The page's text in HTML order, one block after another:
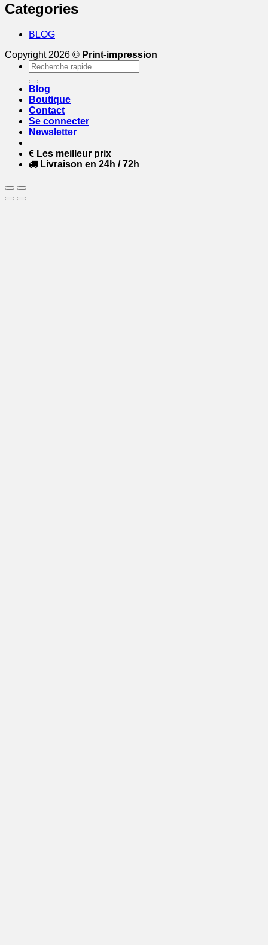
Categories
BLOG
Copyright 2026 © Print-impression
Recherche
pour :
Blog
Boutique
Contact
Se connecter
Newsletter
Les meilleur prix
Livraison en 24h / 72h